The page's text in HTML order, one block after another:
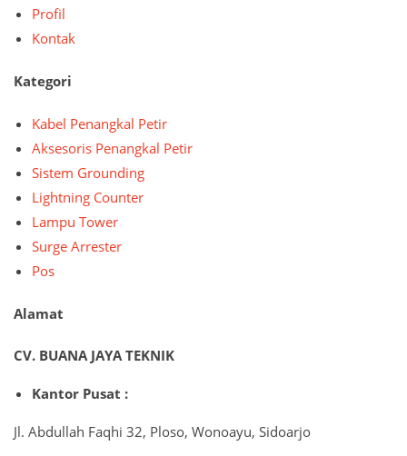
Profil
Kontak
Kategori
Kabel Penangkal Petir
Aksesoris Penangkal Petir
Sistem Grounding
Lightning Counter
Lampu Tower
Surge Arrester
Pos
Alamat
CV. BUANA JAYA TEKNIK
Kantor Pusat :
Jl. Abdullah Faqhi 32, Ploso, Wonoayu, Sidoarjo